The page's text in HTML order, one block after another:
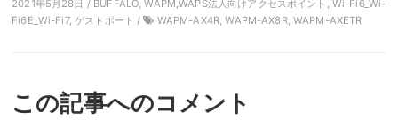
2021年5月28日 / BUFFALO, WAPM,WAPS法人向けアクセスポイント, Wi-Fi6_Wi-
Fi6E_Wi-Fi7, ゲストポート /
WAPM-AX4R, WAPM-AX8R, WAPM-AXETR
この記事へのコメント